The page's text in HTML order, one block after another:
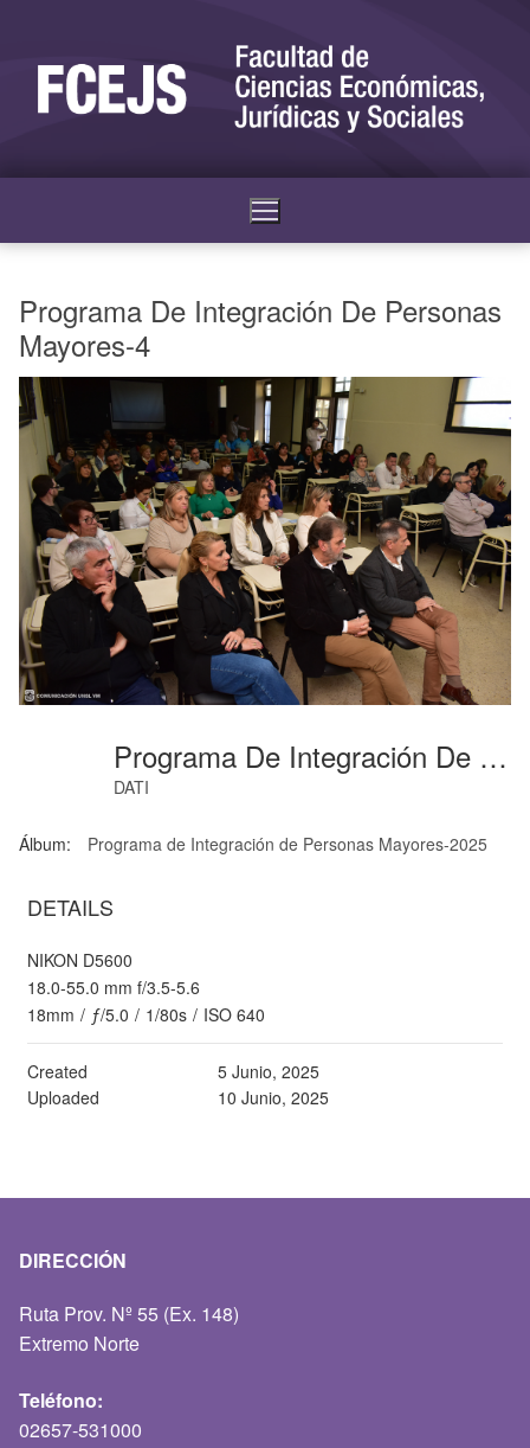
Programa De Integración De Personas
Mayores-4
Programa De Integración De Personas Mayores-4
DATI
Álbum: Programa de Integración de Personas Mayores-2025
DETAILS
NIKON D5600
18.0-55.0 mm f/3.5-5.6
18mm / ƒ/5.0 / 1/80s / ISO 640
Created
5 Junio, 2025
Uploaded
10 Junio, 2025
DIRECCIÓN
Ruta Prov. Nº 55 (Ex. 148)
Extremo Norte
Teléfono:
02657-531000